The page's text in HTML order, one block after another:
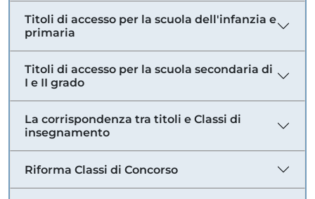
Titoli di accesso per la scuola dell'infanzia e
primaria
Titoli di accesso per la scuola secondaria di
I e II grado
La corrispondenza tra titoli e Classi di
insegnamento
Riforma Classi di Concorso